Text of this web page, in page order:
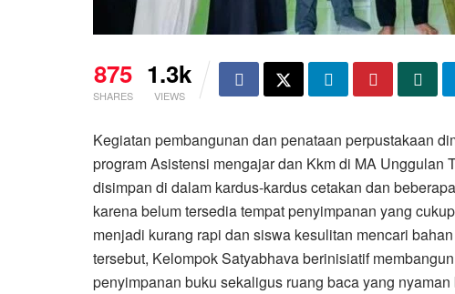
875
SHARES
1.3k
VIEWS
Kegiatan pembangunan dan penataan perpustakaan
program Asistensi mengajar dan Kkm di MA
disimpan di dalam kardus-kardus cetakan dan
karena belum tersedia tempat penyimpanan yang
menjadi kurang rapi dan siswa kesulitan mencari
tersebut, Kelompok Satyabhava berinisiatif
penyimpanan buku sekaligus ruang baca yang